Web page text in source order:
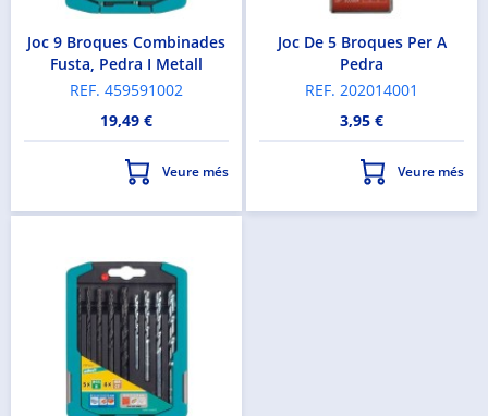
Joc 9 Broques Combinades
Fusta, Pedra I Metall
REF. 459591002
19,49 €
Veure més
Joc De 5 Broques Per A
Pedra
REF. 202014001
3,95 €
Veure més